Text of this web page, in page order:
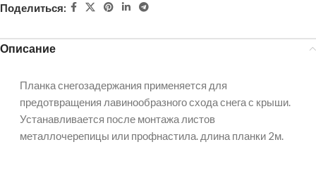
Поделиться:
Описание
Планка снегозадержания применяется для
предотвращения лавинообразного схода снега с крыши.
Устанавливается после монтажа листов
металлочерепицы или профнастила. длина планки 2м.